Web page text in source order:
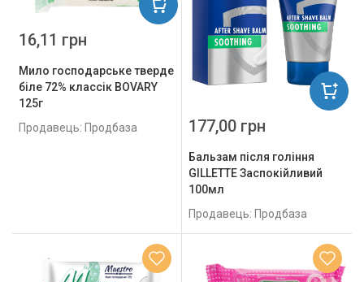
Мило господарське тверде
біле 72% классік BOVARY
125г
Продавець: Продбаза
16,11 грн
Бальзам після гоління
GILLETTE Заспокійливий
100мл
Продавець: Продбаза
177,00 грн